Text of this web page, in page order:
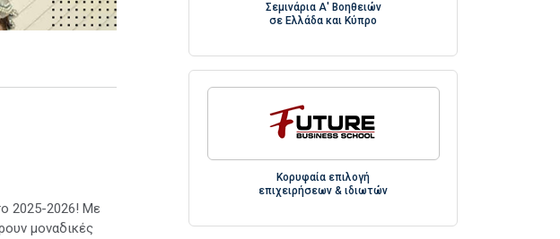
2025-2026! Με
μοναδικές
Σεμινάρια Α' Βοηθειών
σε Ελλάδα και Κύπρο
Κορυφαία επιλογή
επιχειρήσεων & ιδιωτών